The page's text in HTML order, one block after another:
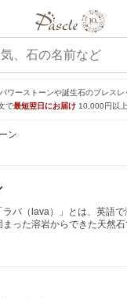
ワーストーンや誕生石のブレス
で最短翌日にお届け 10,000円以
ン
バ（lava）」とは、英語で
った溶岩からできた天然石